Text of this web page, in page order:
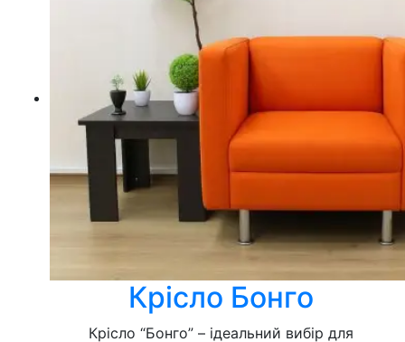
Крісло Бонго
Крісло “Бонго” – ідеальний вибір для